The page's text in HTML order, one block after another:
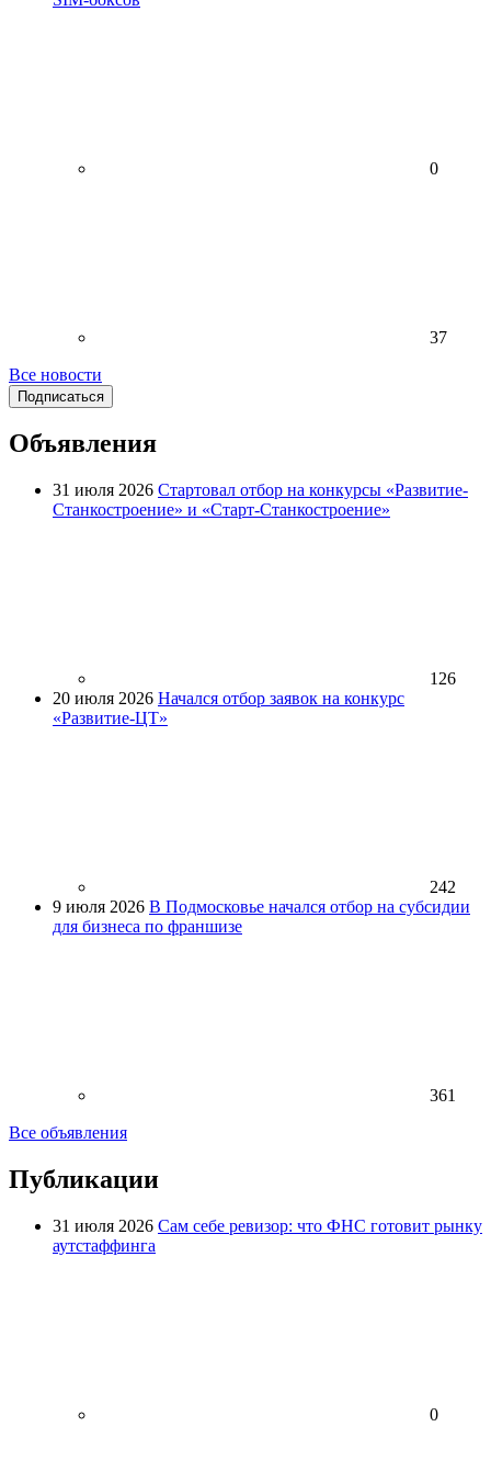
0
37
Все новости
Подписаться
Объявления
31 июля 2026 Стартовал отбор на конкурсы «Развитие-
Станкостроение» и «Старт-Станкостроение»
126
20 июля 2026 Начался отбор заявок на конкурс
«Развитие-ЦТ»
242
9 июля 2026 В Подмосковье начался отбор на субсидии
для бизнеса по франшизе
361
Все объявления
Публикации
31 июля 2026 Сам себе ревизор: что ФНС готовит рынку
аутстаффинга
0